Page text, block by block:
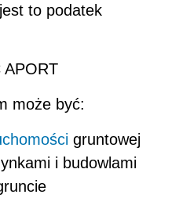
to podatek
APORT
może być:
gruntowej
i budowlami